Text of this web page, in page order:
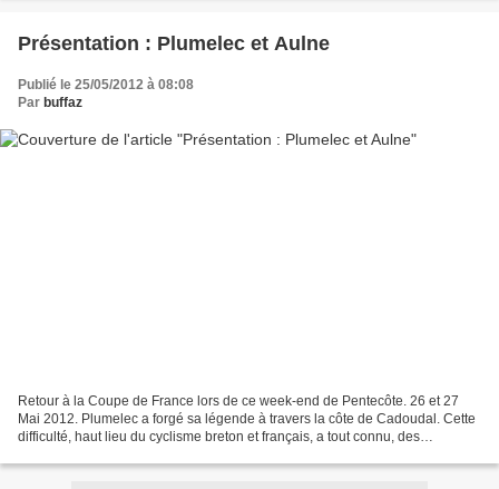
Présentation : Plumelec et Aulne
Publié le 25/05/2012 à 08:08
Par buffaz
Retour à la Coupe de France lors de ce week-end de Pentecôte. 26 et 27
Mai 2012. Plumelec a forgé sa légende à travers la côte de Cadoudal. Cette
difficulté, haut lieu du cyclisme breton et français, a tout connu, des